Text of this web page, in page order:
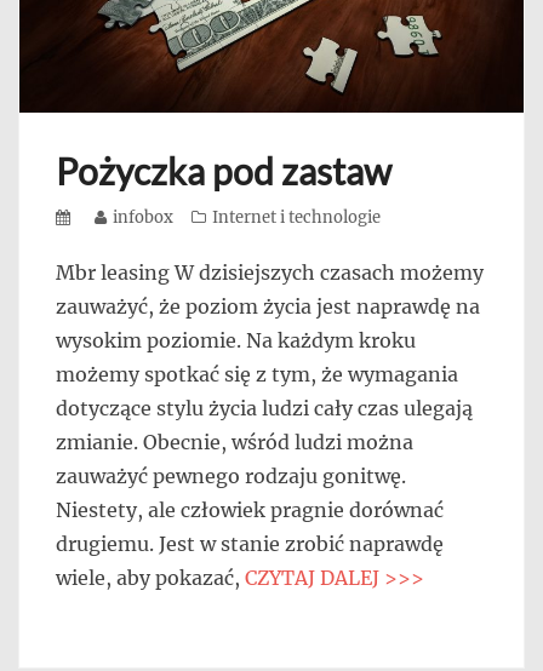
Pożyczka pod zastaw
PostedAuthor
infobox Categories
Internet i technologie
Mbr leasing W dzisiejszych czasach możemy
zauważyć, że poziom życia jest naprawdę na
wysokim poziomie. Na każdym kroku
możemy spotkać się z tym, że wymagania
dotyczące stylu życia ludzi cały czas ulegają
zmianie. Obecnie, wśród ludzi można
zauważyć pewnego rodzaju gonitwę.
Niestety, ale człowiek pragnie dorównać
drugiemu. Jest w stanie zrobić naprawdę
wiele, aby pokazać, CZYTAJ DALEJ >>>